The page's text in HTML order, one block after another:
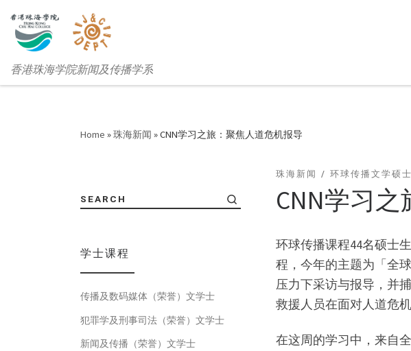
香港珠海学院新闻及传播学系
Home »珠海新闻 »CNN学习之旅：聚焦人道危机报导
珠海新闻 环球传播文学硕士
CNN学习
环球传播课程44名硕士
程，今年的主题为「全
压力下采访与报导，并
救援人员在面对人道危
在这周的学习中，来自
SEARCH
学士课程
传播及数码媒体（荣誉）文学士
犯罪学及刑事司法（荣誉）文学士
新闻及传播（荣誉）文学士